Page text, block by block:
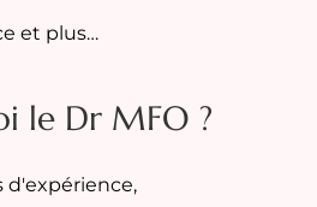
et plus…
le Dr MFO ?
d'expérience,